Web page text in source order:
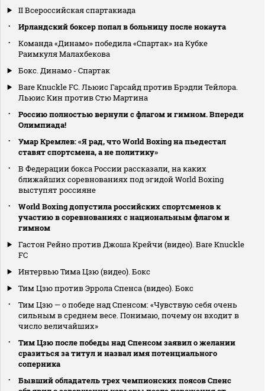
II Всероссийская спартакиада
Ирландский боксер попал в больницу после нокаута
Команда «Динамо» победила «Спартак» на Кубке
Раимкуля Малахбекова
Бокс. Динамо - Спартак
Bare Knuckle FC. Льюис Гарсайд против Брэдли Тейлора.
Льюис Кин против Стю Мартина
Россию полностью вернули с флагом и гимном. Впереди
Олимпиада!
Умар Кремлев: «Я рад, что World Boxing на пьедестал
ставят спортсмена, а не политику»
В Федерации бокса России рассказали, на каких
ближайших соревнованиях под эгидой World Boxing
выступят россияне
World Boxing допустила российских спортсменов к
участию в соревнованиях с национальным флагом и
гимном
Гастон Рейно против Джоша Крейчи (видео). Bare Knuckle
FC
Интервью Тима Цзю (видео). Бокс
Тим Цзю против Эррола Спенса (видео). Бокс
Тим Цзю — о победе над Спенсом: «Чувствую себя очень
сильным в среднем весе. Понимаю, почему он входит в
число величайших»
Тим Цзю после победы над Спенсом заявил о желании
сразиться за титул и назвал имя потенциального
соперника
Бывший обладатель трех чемпионских поясов Спенс